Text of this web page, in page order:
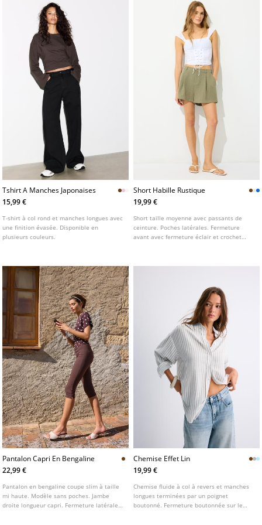
Tshirt A Manches Japonaises
15,99 €
T-shirt à col rond et manches longues avec
une finition évasée. Disponible en
plusieurs couleurs.
Short Habille Rustique
19,99 €
Short taille moyenne avec passants de
ceinture. Poches latérales. Fermeture
avant avec fermeture éclair et crochet
Pantalon Capri En Bengaline
22,99 €
Pantalon en bengaline coupe slim à taille
mi haute. Modèle sans poches. Jambe
droite longueur capri. Fermeture latérale
Chemise Effet Lin
19,99 €
Chemise fluide à col à revers et manches
longues terminées par un poignet
boutonné. Fermeture boutonnée sur le